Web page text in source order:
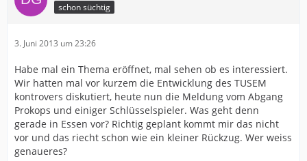
schon süchtig
3. Juni 2013 um 23:26
Habe mal ein Thema eröffnet, mal sehen ob es interessiert.
Wir hatten mal vor kurzem die Entwicklung des TUSEM
kontrovers diskutiert, heute nun die Meldung vom Abgang
Prokops und einiger Schlüsselspieler. Was geht denn
gerade in Essen vor? Richtig geplant kommt mir das nicht
vor und das riecht schon wie ein kleiner Rückzug. Wer weiss
genaueres?